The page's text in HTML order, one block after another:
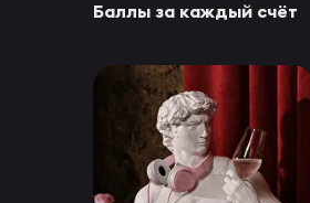
Баллы за каждый счёт